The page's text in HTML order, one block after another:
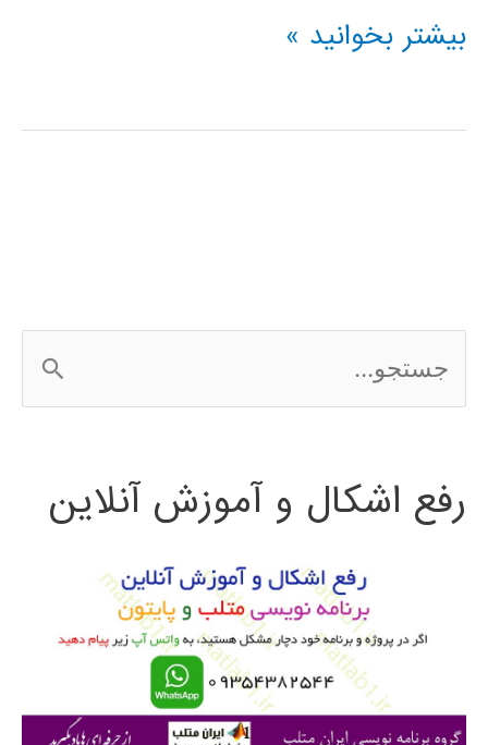
فیلم
فارسی
بیشتر بخوانید »
س
ج
رفع اشکال و آموزش آنلاین